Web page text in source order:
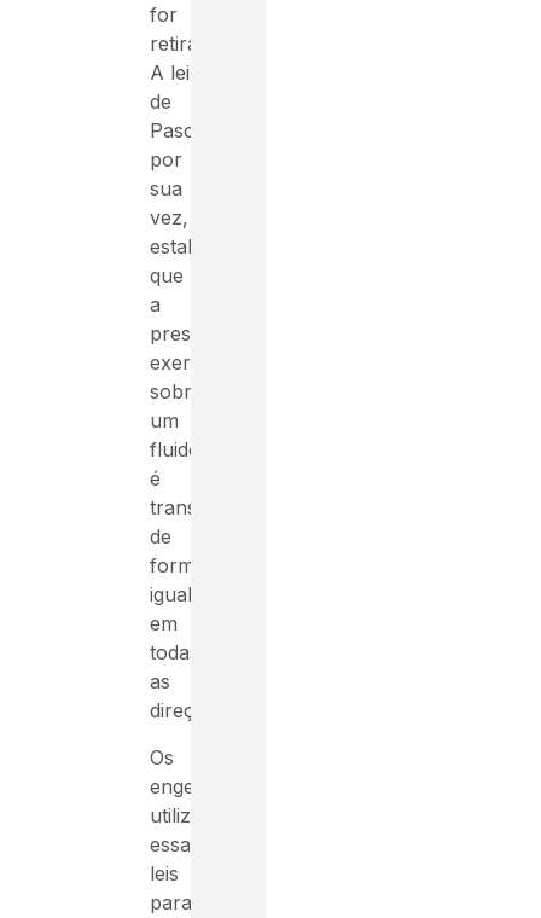
for
retirada.
A lei
de
Pascal,
por
sua
vez,
estabelece
que
a
pressão
exercida
sobre
um
fluido
é
transmitida
de
forma
igual
em
todas
as
direções.
Os
engenheiros
utilizam
essas
leis
para